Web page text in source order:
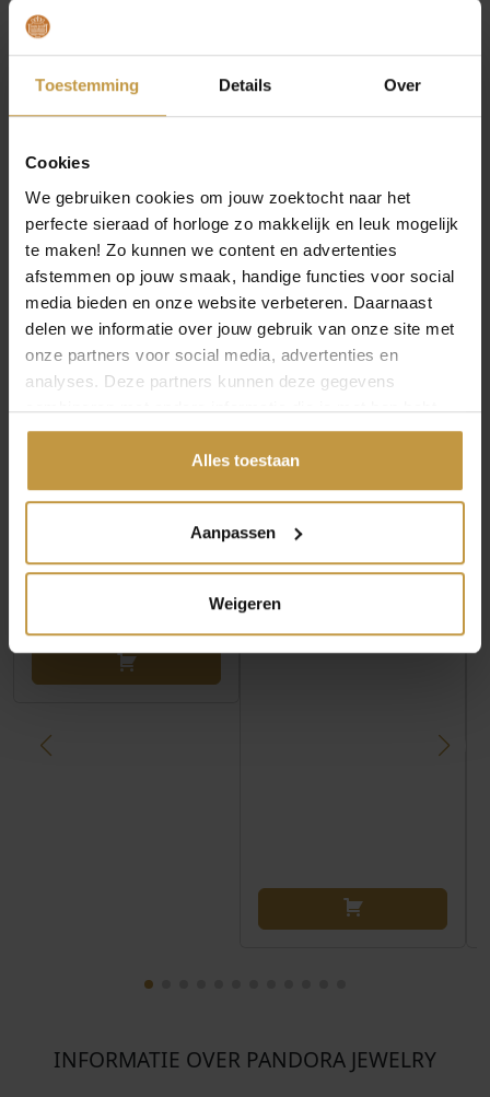
Toestemming Details Over
Cookies
We gebruiken cookies om jouw zoektocht naar het
perfecte sieraad of horloge zo makkelijk en leuk mogelijk
te maken! Zo kunnen we content en advertenties
afstemmen op jouw smaak, handige functies voor social
media bieden en onze website verbeteren. Daarnaast
delen we informatie over jouw gebruik van onze site met
onze partners voor social media, advertenties en
analyses. Deze partners kunnen deze gegevens
combineren met andere informatie die je met hen hebt
gedeeld of die ze hebben verzameld via jouw gebruik van
Alles toestaan
Aanpassen
Weigeren
sieraden op een werkdag voor 16:30 uur, dan
worden deze dezelfde dag al verzonden, ook
Specificaties
Over PANDORA Jewelry
MEER VAN PANDORA JEWELRY
GROTE WITTE BLOEM
NOMINATION
WERELDBOL HART
INFORMATIE OVER PANDORA JEWELRY